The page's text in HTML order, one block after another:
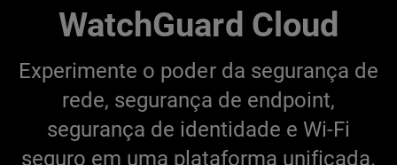
WatchGuard Cloud
Experimente o poder da segurança de
rede, segurança de endpoint,
segurança de identidade e Wi-Fi
seguro em uma plataforma unificada.